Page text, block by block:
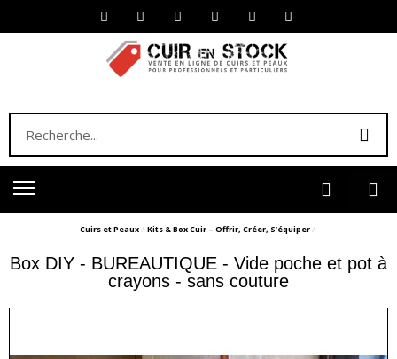
Cuirs et Peaux Kits & Box Cuir – Offrir, Créer, S’équiper
Box DIY - BUREAUTIQUE - Vide poche et pot à
crayons - sans couture